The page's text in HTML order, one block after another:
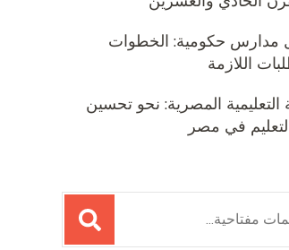
مدارس حكومية: الخطوات
اللازمة
التعليمية المصرية: نحو تحسين
في مصر